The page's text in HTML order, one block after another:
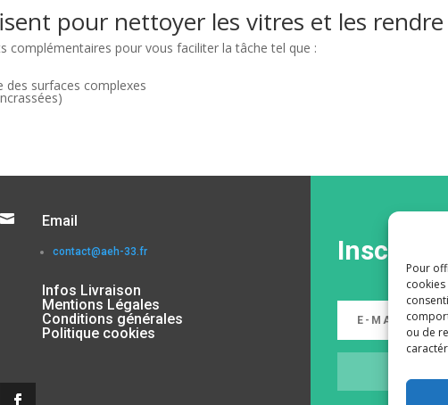
Pour
ou de
pour nettoyer les vitres et les
complémentaires pour vous faciliter la tâche tel que :
des surfaces complexes
 Email
contact@aeh-33.fr
Infos Livraison
Mentions Légales
Conditions générales
Politique cookies